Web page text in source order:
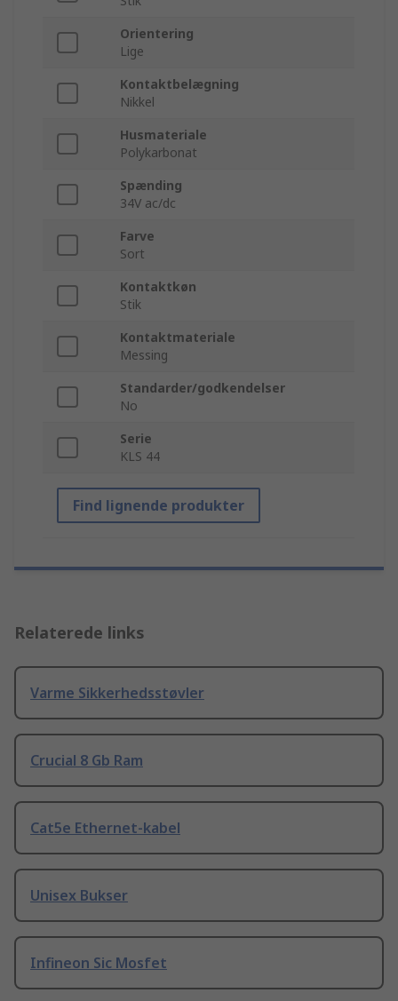
Orientering
Lige
Kontaktbelægning
Nikkel
Husmateriale
Polykarbonat
Spænding
34V ac/dc
Farve
Sort
Kontaktkøn
Stik
Kontaktmateriale
Messing
Standarder/godkendelser
No
Serie
KLS 44
Find lignende produkter
Relaterede links
Varme Sikkerhedsstøvler
Crucial 8 Gb Ram
Cat5e Ethernet-kabel
Unisex Bukser
Infineon Sic Mosfet